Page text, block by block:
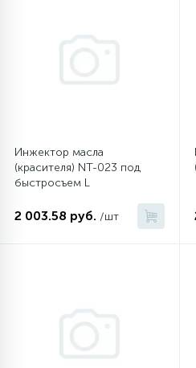
Сливные фильтры
Стекла люка
Суппорты (ступицы)
ТЭНы
Улитки помп
Инжектор масла
(красителя) NT-023 под
быстросъем L
2 003.58 руб. /шт